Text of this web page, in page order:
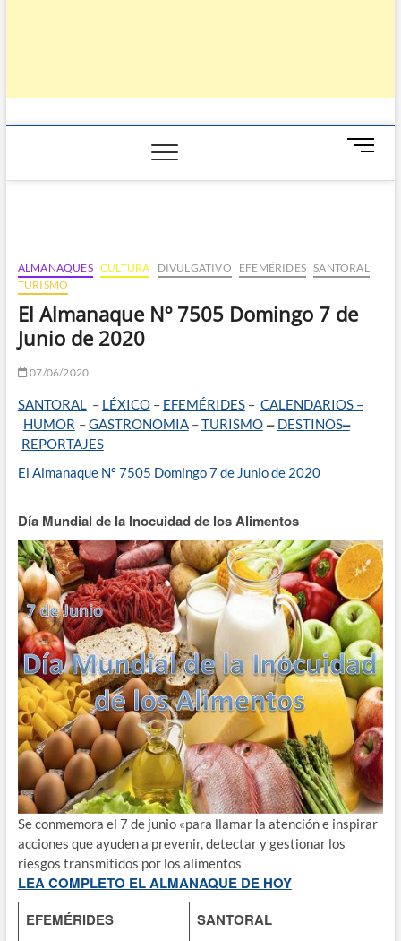
B
t
e
m
n
ALMANAQUES CULTURA DIVULGATIVO EFEMÉRIDES SANTORAL
TURISMO
El Almanaque Nº 7505 Domingo 7 de
Junio de 2020
07/06/2020
SANTORAL– LÉXICO– EFEMÉRIDES– CALENDARIOS –
HUMOR –GASTRONOMIA–TURISMO– DESTINOS–
REPORTAJES
El Almanaque Nº 7505 Domingo 7 de Junio de 2020
Día Mundial de la Inocuidad de los Alimentos
Se conmemora el 7 de junio «para llamar la atención e inspirar
acciones que ayuden a prevenir, detectar y gestionar los
riesgos transmitidos por los alimentos
LEA COMPLETO EL ALMANAQUE DE HOY
EFEMÉRIDES
SANTORAL